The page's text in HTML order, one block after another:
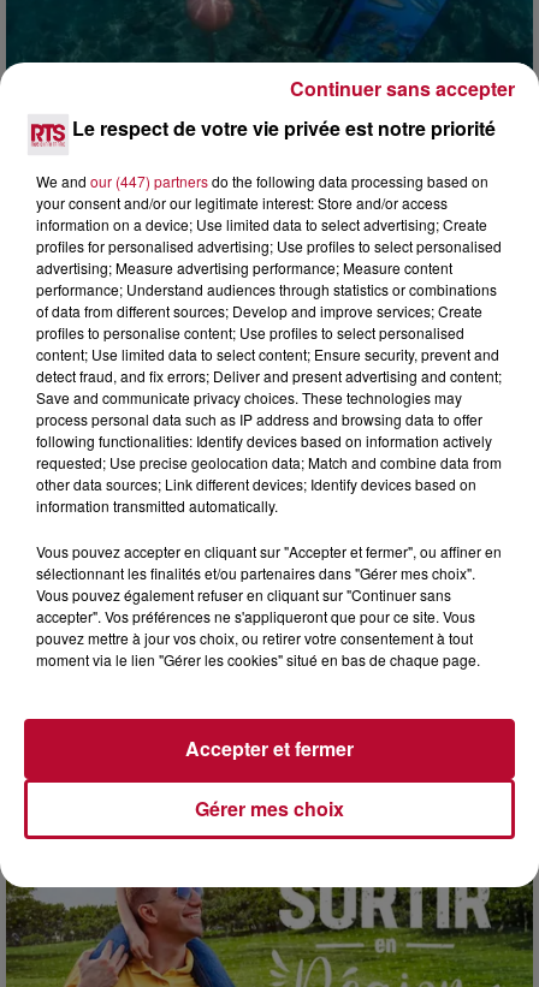
4 août 2026
HÉRAULT, PYRÉNÉES-ORIENTALES : TROIS
Pas besoin de bouteilles de plongée lourdes ni de diplômes
complexes pour observer la vie sous-marine. Cet été, un
masque, un tuba et une paire de palmes...
3 août 2026
SOIRÉE DJ PLAYA
Le respect de votre vie privée est notre priorité
We and our (447) partnersdo the following data processing based on
your consent and/or our legitimate interest: Store and/or access
information on a device; Use limited data to select advertising; Create
profiles for personalised advertising; Use profiles to select personalised
advertising; Measure advertising performance; Measure content
performance; Understand audiences through statistics or combinations
of data from different sources; Develop and improve services; Create
profiles to personalise content; Use profiles to select personalised
content; Use limited data to select content; Ensure security, prevent and
detect fraud, and fix errors; Deliver and present advertising and content;
Save and communicate privacy choices. These technologies may
process personal data such as IP address and browsing data to offer
following functionalities: Identify devices based on information actively
requested; Use precise geolocation data; Match and combine data from
other data sources; Link different devices; Identify devices based on
information transmitted automatically.
Vous pouvez accepter en cliquant sur "Accepter et fermer", ou affiner en
sélectionnant les finalités et/ou partenaires dans "Gérer mes choix".
Vous pouvez également refuser en cliquant sur "Continuer sans
accepter". Vos préférences ne s'appliqueront que pour ce site. Vous
pouvez mettre à jour vos choix, ou retirer votre consentement à tout
moment via le lien "Gérer les cookies" situé en bas de chaque page.
Gérer mes choix
Accepter et fermer
Continuer sans accepter